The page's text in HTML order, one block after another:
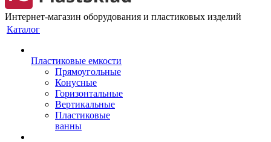
Интернет-магазин оборудования и пластиковых изделий
Каталог
Пластиковые емкости
Прямоугольные
Конусные
Горизонтальные
Вертикальные
Пластиковые
ванны